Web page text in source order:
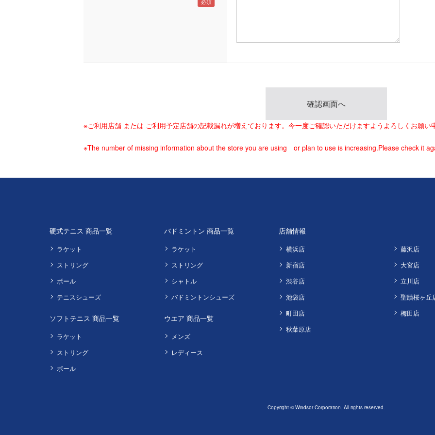
※ご利用店舗 または ご利用予定店舗の記載漏れが増えております。今一度ご確認いただけますようよろしくお願い
※The number of missing information about the store you are using or plan to use is increasing.Please check it
硬式テニス 商品一覧
ラケット
ストリング
ボール
テニスシューズ
ソフトテニス 商品一覧
ラケット
ストリング
ボール
バドミントン 商品一覧
ラケット
ストリング
シャトル
バドミントンシューズ
ウエア 商品一覧
メンズ
レディース
店舗情報
横浜店
新宿店
渋谷店
池袋店
町田店
秋葉原店
藤沢店
大宮店
立川店
聖蹟桜ヶ丘
梅田店
Copyright © Windsor Corporation. All rights reserved.